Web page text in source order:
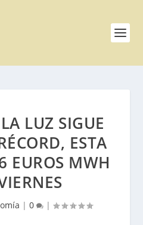
LUZ SIGUE
ESTA
EUROS MWH
| 0 |